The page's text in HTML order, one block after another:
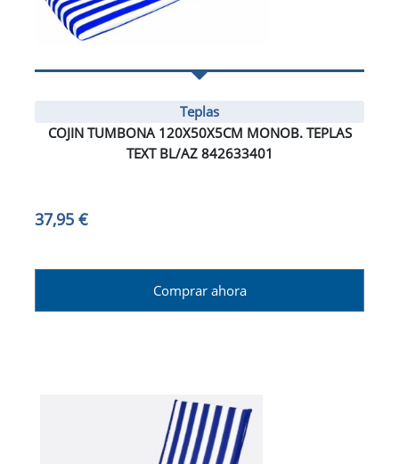
Teplas
COJIN TUMBONA 120X50X5CM MONOB. TEPLAS
TEXT BL/AZ 842633401
37,95 €
Comprar ahora